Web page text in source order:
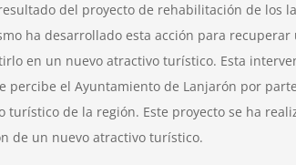
del proyecto de rehabilitación de los
ha desarrollado esta acción para
en un nuevo atractivo turístico. Esta
percibe el Ayuntamiento de Lanjarón por
turístico de la región. Este proyecto se ha
de un nuevo atractivo turístico.